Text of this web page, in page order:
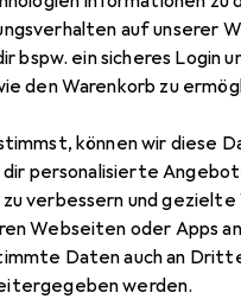
auf unserer
bspw. ein sicheres Login
den Warenkorb zu
können wir diese
dir personalisierte
verbessern und gezielte
Webseiten oder Apps
Daten auch an
werden.
Pädagogische Fachkräfte
vom Kind
Deutsch, Samuel Kähler, 2024
Pädagogische
ihr Bild